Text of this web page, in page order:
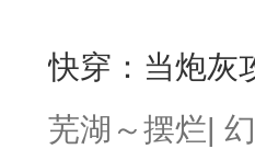
快穿：当炮灰
芜湖～摆烂|